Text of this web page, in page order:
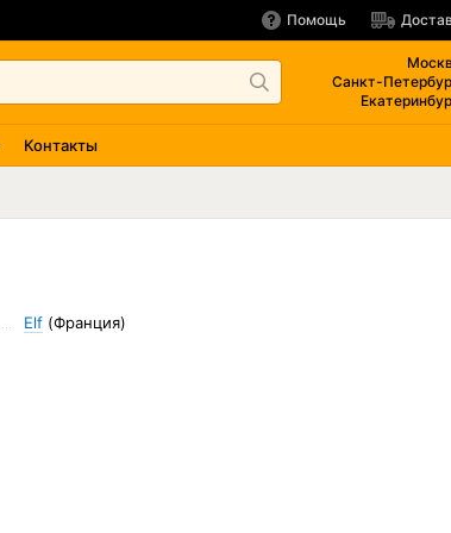
Помощь
Санкт-
Контакты
Elf (Франция)